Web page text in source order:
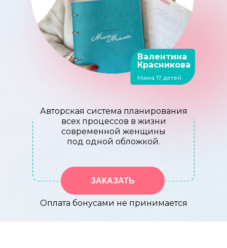
Авторская система планирования
всех процессов в жизни
современной женщины
под одной обложкой.
ЗАКАЗАТЬ
Валентина
Красникова
Мама 17 детей
Оплата бонусами не принимается